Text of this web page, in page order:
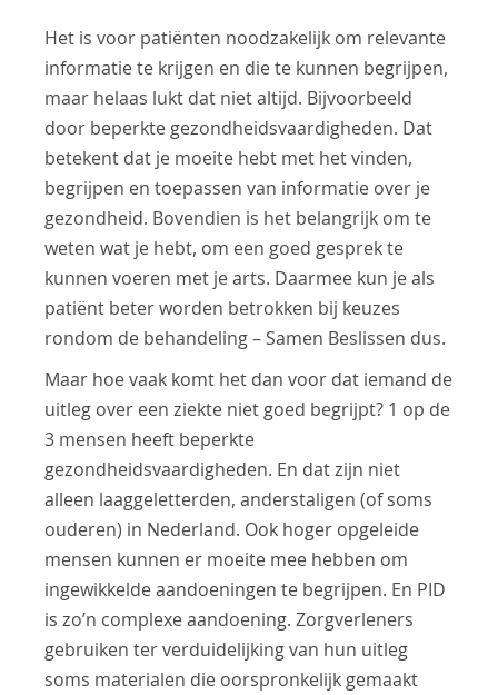
Het is voor patiënten noodzakelijk om relevante
informatie te krijgen en die te kunnen begrijpen,
maar helaas lukt dat niet altijd. Bijvoorbeeld
door beperkte gezondheidsvaardigheden. Dat
betekent dat je moeite hebt met het vinden,
begrijpen en toepassen van informatie over je
gezondheid. Bovendien is het belangrijk om te
weten wat je hebt, om een goed gesprek te
kunnen voeren met je arts. Daarmee kun je als
patiënt beter worden betrokken bij keuzes
rondom de behandeling – Samen Beslissen dus.
Maar hoe vaak komt het dan voor dat iemand de
uitleg over een ziekte niet goed begrijpt? 1 op de
3 mensen heeft beperkte
gezondheidsvaardigheden. En dat zijn niet
alleen laaggeletterden, anderstaligen (of soms
ouderen) in Nederland. Ook hoger opgeleide
mensen kunnen er moeite mee hebben om
ingewikkelde aandoeningen te begrijpen. En PID
is zo’n complexe aandoening. Zorgverleners
gebruiken ter verduidelijking van hun uitleg
soms materialen die oorspronkelijk gemaakt